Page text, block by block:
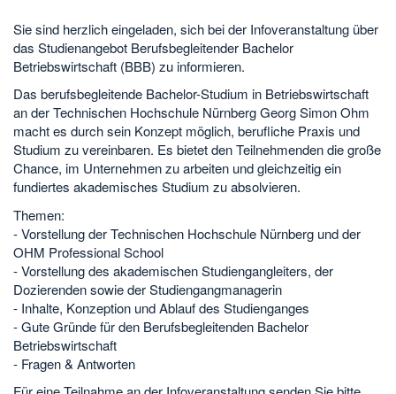
Sie sind herzlich eingeladen, sich bei der Infoveranstaltung über
das Studienangebot Berufsbegleitender Bachelor
Betriebswirtschaft (BBB) zu informieren.
Das berufsbegleitende Bachelor-Studium in Betriebswirtschaft
an der Technischen Hochschule Nürnberg Georg Simon Ohm
macht es durch sein Konzept möglich, berufliche Praxis und
Studium zu vereinbaren. Es bietet den Teilnehmenden die große
Chance, im Unternehmen zu arbeiten und gleichzeitig ein
fundiertes akademisches Studium zu absolvieren.
Themen:
- Vorstellung der Technischen Hochschule Nürnberg und der
OHM Professional School
- Vorstellung des akademischen Studiengangleiters, der
Dozierenden sowie der Studiengangmanagerin
- Inhalte, Konzeption und Ablauf des Studienganges
- Gute Gründe für den Berufsbegleitenden Bachelor
Betriebswirtschaft
- Fragen & Antworten